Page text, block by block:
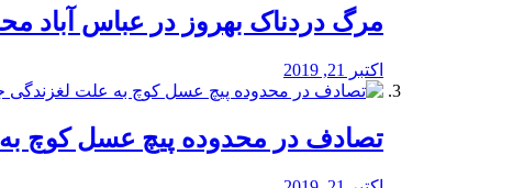
مرگ دردناک بهروز در عباس
اکتبر 21, 2019
تصادف در محدوده پیچ عسل کوچ